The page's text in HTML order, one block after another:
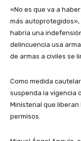
«No es que va a
más autoprotegidos»,
habría una
delincuencia usa
de armas a civiles se
Como medida
suspenda la vigencia
Ministerial que
permisos.